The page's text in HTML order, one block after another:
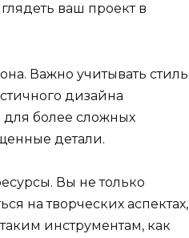
ваш проект в
Важно учитывать стиль
дизайна
более сложных
детали.
Вы не только
на творческих аспектах,
инструментам, как